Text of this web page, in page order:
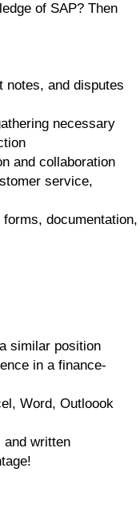
of SAP? Then
notes, and disputes
necessary
and collaboration
service,
documentation,
similar position
in a finance-
Word, Outloook
written